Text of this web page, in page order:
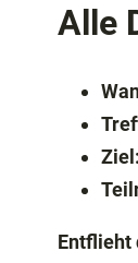
Alle
Ziel:
Entflieht